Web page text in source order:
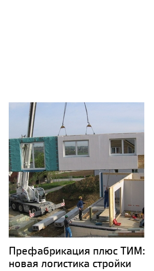
Префабрикация плюс ТИМ:
новая логистика стройки